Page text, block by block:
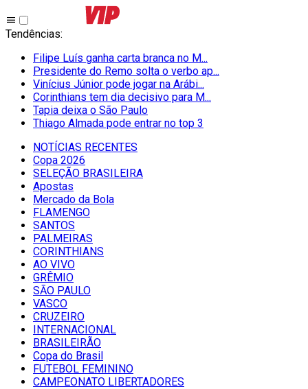
Tendências:
Filipe Luís ganha carta branca no M...
Presidente do Remo solta o verbo ap...
Vinícius Júnior pode jogar na Arábi...
Corinthians tem dia decisivo para M...
Tapia deixa o São Paulo
Thiago Almada pode entrar no top 3
NOTÍCIAS RECENTES
Copa 2026
SELEÇÃO BRASILEIRA
Apostas
Mercado da Bola
FLAMENGO
SANTOS
PALMEIRAS
CORINTHIANS
AO VIVO
GRÊMIO
SĀO PAULO
VASCO
CRUZEIRO
INTERNACIONAL
BRASILEIRÃO
Copa do Brasil
FUTEBOL FEMININO
CAMPEONATO LIBERTADORES